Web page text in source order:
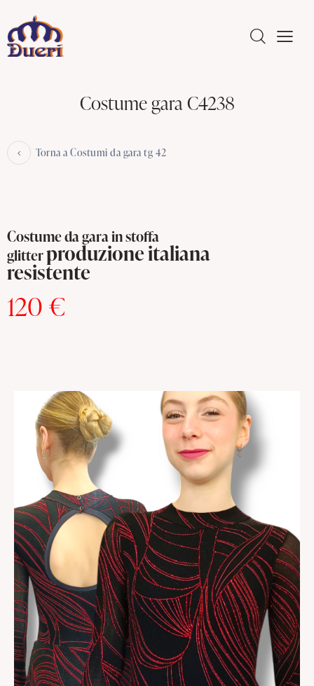
Costume gara C4238
Torna a Costumi da gara tg 42
Costume da gara in stoffa
glitterproduzione italiana
resistente
120 €